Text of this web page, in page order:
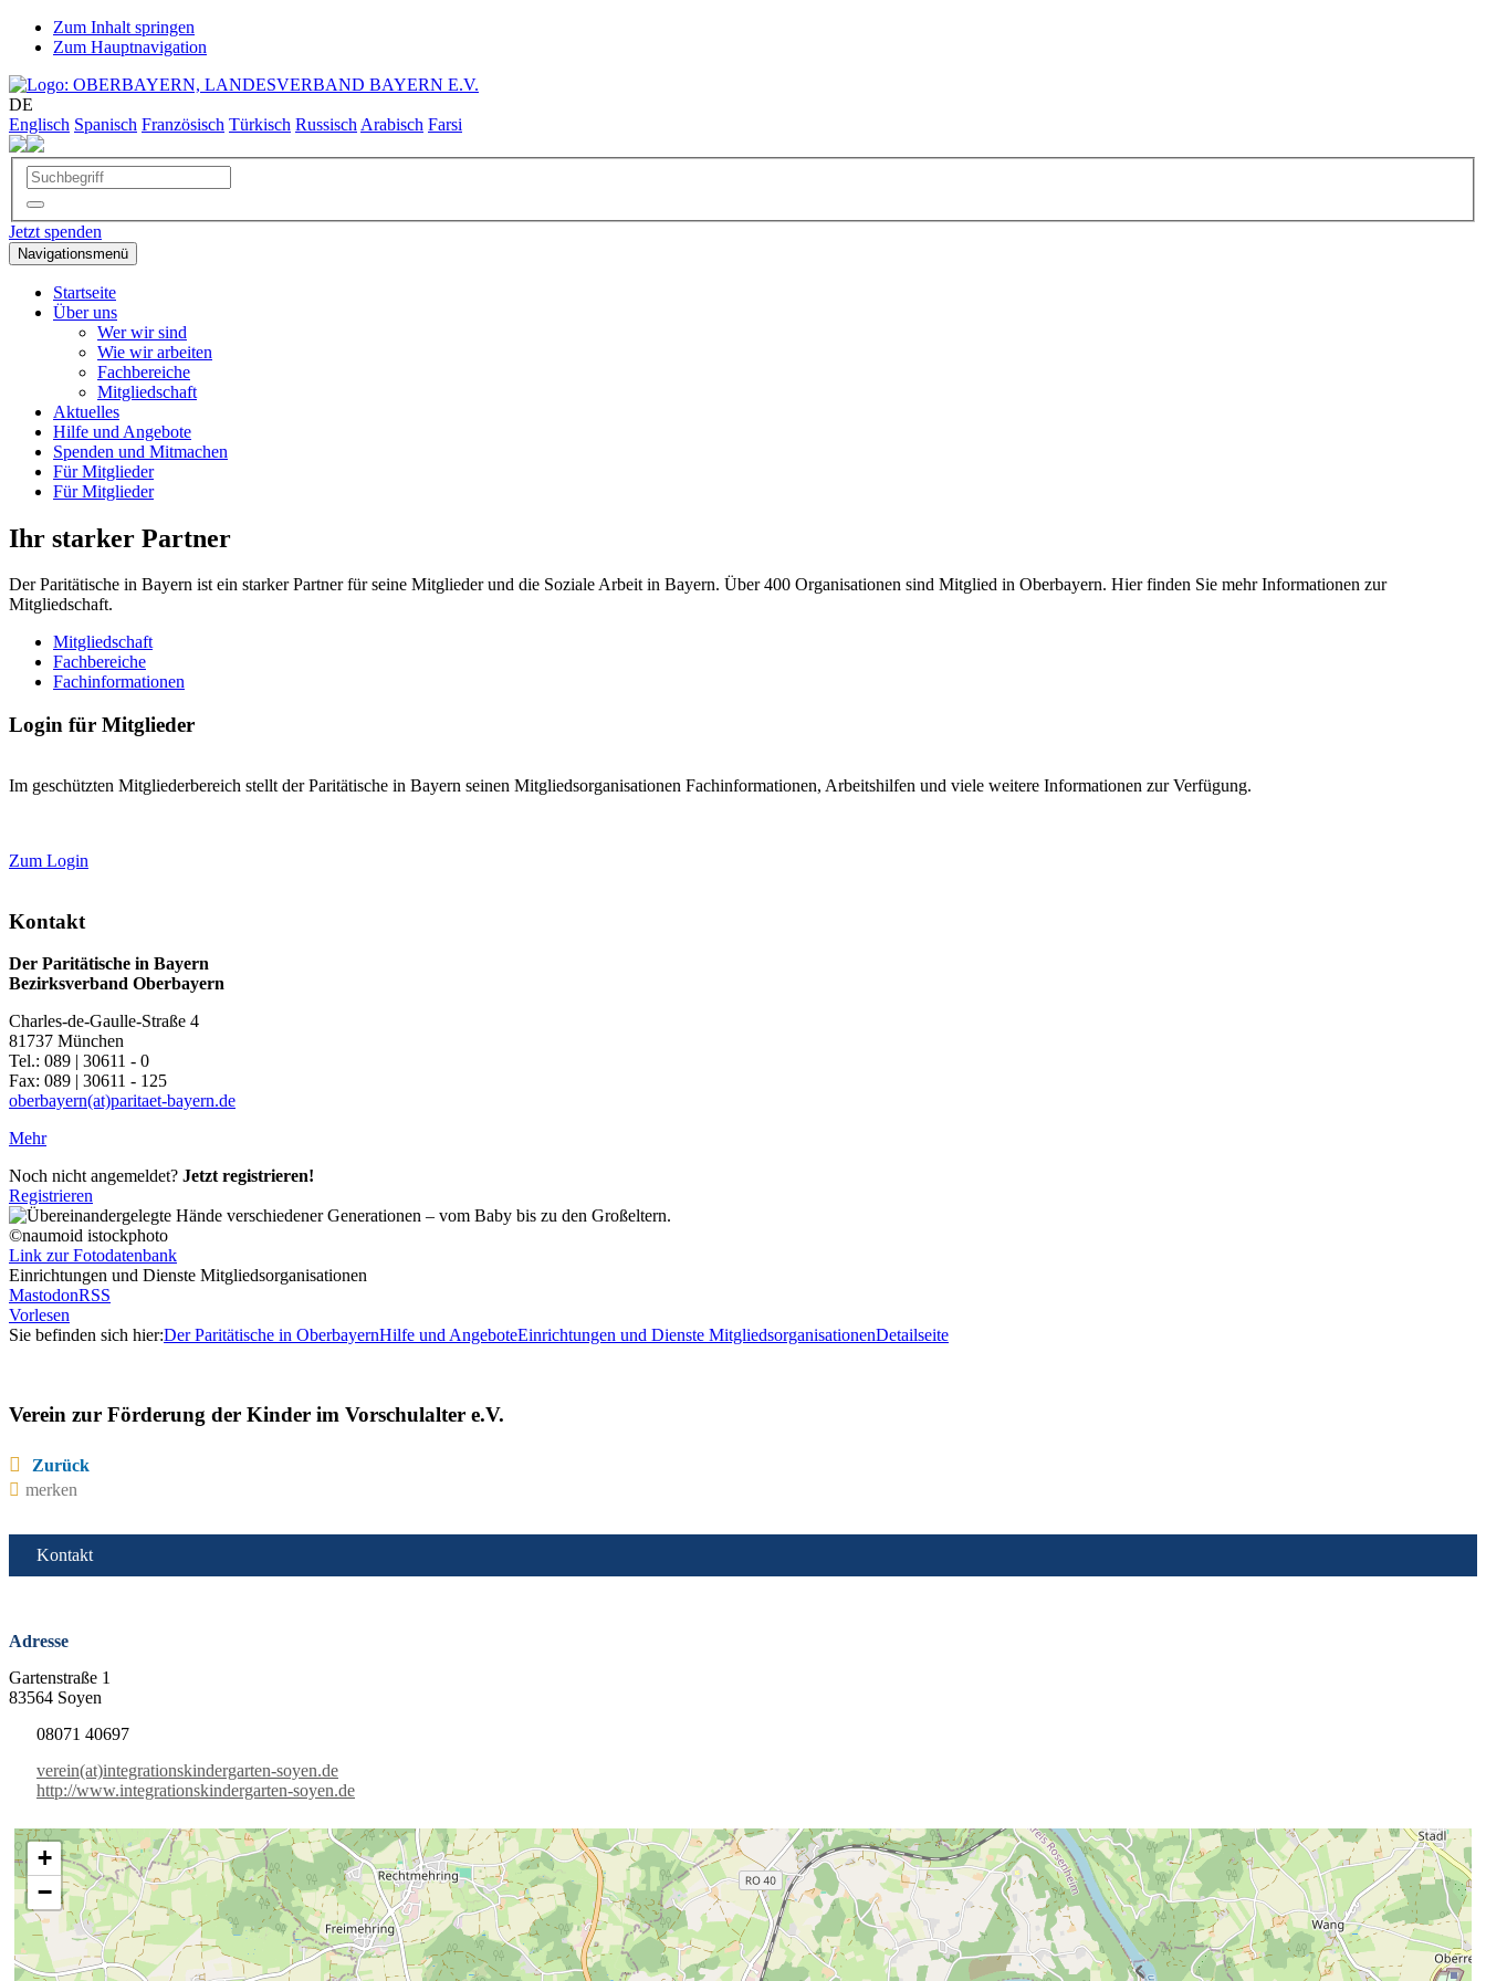
Zum Inhalt springen
Zum Hauptnavigation
DE
Englisch Spanisch Französisch Türkisch Russisch Arabisch Farsi
Jetzt spenden
Navigationsmenü
Startseite
Über uns
Wer wir sind
Wie wir arbeiten
Fachbereiche
Mitgliedschaft
Aktuelles
Hilfe und Angebote
Spenden und Mitmachen
Für Mitglieder
Für Mitglieder
Ihr starker Partner
Der Paritätische in Bayern ist ein starker Partner für seine Mitglieder und die Soziale Arbeit in Bayern. Über 400 Organisationen sind Mitglied in Oberbayern. Hier finden Sie mehr Informationen zur
Mitgliedschaft.
Mitgliedschaft
Fachbereiche
Fachinformationen
Login für Mitglieder
Im geschützten Mitgliederbereich stellt der Paritätische in Bayern seinen Mitgliedsorganisationen Fachinformationen, Arbeitshilfen und viele weitere Informationen zur Verfügung.
Zum Login
Kontakt
Der Paritätische in Bayern
Bezirksverband Oberbayern
Charles-de-Gaulle-Straße 4
81737 München
Tel.: 089 | 30611 - 0
Fax: 089 | 30611 - 125
oberbayern(at)paritaet-bayern.de
Mehr
Noch nicht angemeldet? Jetzt registrieren!
Registrieren
©naumoid istockphoto
Link zur Fotodatenbank
Einrichtungen und Dienste Mitgliedsorganisationen
MastodonRSS
Vorlesen
Sie befinden sich hier:Der Paritätische in OberbayernHilfe und AngeboteEinrichtungen und Dienste MitgliedsorganisationenDetailseite
Verein zur Förderung der Kinder im Vorschulalter e.V.
Zurück
merken
Kontakt
Adresse
Gartenstraße 1
83564 Soyen
08071 40697
verein(at)integrationskindergarten-soyen.de
http://www.integrationskindergarten-soyen.de
+
−